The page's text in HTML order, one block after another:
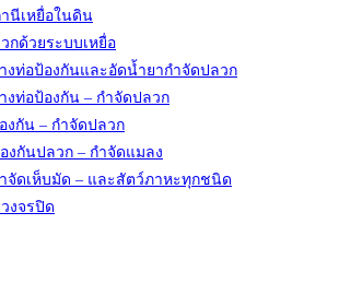
นีเหยื่อในดิน
กด้วยระบบเหยื่อ
งท่อป้องกันและอัดน้ำยากำจัดปลวก
งท่อป้องกัน – กำจัดปลวก
งกัน – กำจัดปลวก
งกันปลวก – กำจัดแมลง
จัดเห็บมัด – และสัตว์ภาหะทุกชนิด
งจรปิด